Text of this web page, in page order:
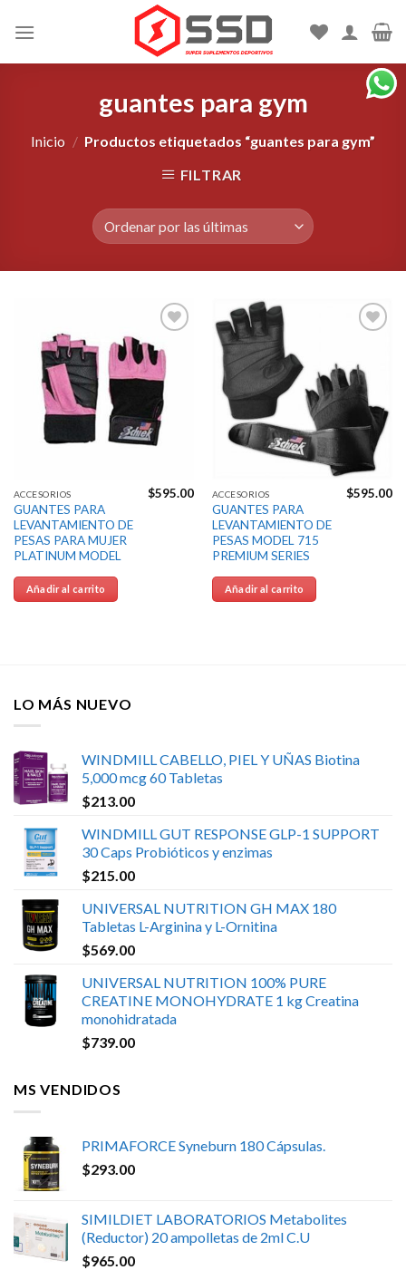
guantes para gym
Inicio / Productos etiquetados “guantes para gym”
FILTRAR
Agregar
a la
Lista de
deseos
ACCESORIOS
GUANTES PARA
LEVANTAMIENTO DE
PESAS PARA MUJER
PLATINUM MODEL
$595.00
Añadir al carrito
Lista de
deseos
ACCESORIOS
GUANTES PARA
LEVANTAMIENTO DE
PESAS MODEL 715
PREMIUM SERIES
$595.00
Añadir al carrito
LO MÁS NUEVO
WINDMILL CABELLO, PIEL Y UÑAS Biotina
5,000 mcg 60 Tabletas
$213.00
WINDMILL GUT RESPONSE GLP-1 SUPPORT
30 Caps Probióticos y enzimas
$215.00
UNIVERSAL NUTRITION GH MAX 180
Tabletas L-Arginina y L-Ornitina
$569.00
UNIVERSAL NUTRITION 100% PURE
CREATINE MONOHYDRATE 1 kg Creatina
monohidratada
$739.00
MS VENDIDOS
PRIMAFORCE Syneburn 180 Cápsulas.
$293.00
SIMILDIET LABORATORIOS Metabolites
(Reductor) 20 ampolletas de 2ml C.U
$965.00